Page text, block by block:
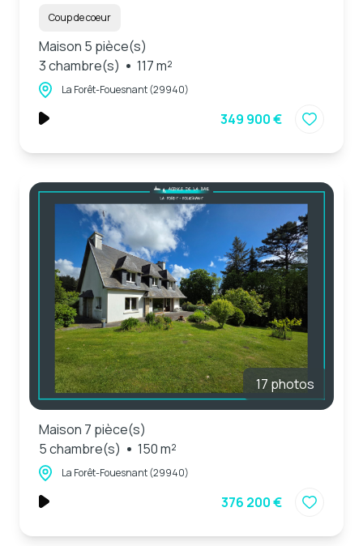
Coup de coeur
Maison 5 pièce(s)
3 chambre(s)
117 m²
La Forêt-Fouesnant (29940)
349 900 €
17 photos
Maison 7 pièce(s)
5 chambre(s)
150 m²
La Forêt-Fouesnant (29940)
376 200 €